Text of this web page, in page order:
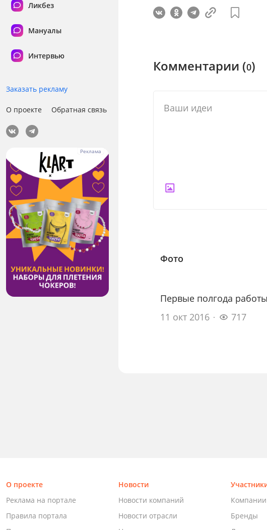
Ликбез
Мануалы
Интервью
Заказать рекламу
О проекте Обратная связь
Комментарии (0)
Фото
Первые полгода работы
11 окт 2016
717
О проекте
Реклама на портале
Правила портала
Новости
Новости компаний
Новости отрасли
Компании
Бренды